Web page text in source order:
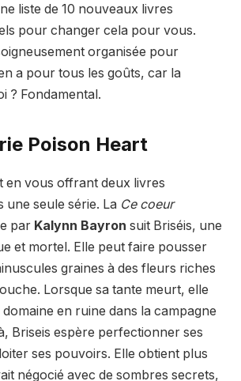
liste de 10 nouveaux livres
pour changer cela pour vous.
organisée pour
a pour tous les goûts, car la
? Fondamental.
Poison Heart
en vous offrant deux livres
une seule série. La Ce coeur
par Kalynn Bayron suit Briséis, une
et mortel. Elle peut faire pousser
graines à des fleurs riches
Lorsque sa tante meurt, elle
en ruine dans la campagne
Briseis espère perfectionner ses
ses pouvoirs. Elle obtient plus
négocié avec de sombres secrets,